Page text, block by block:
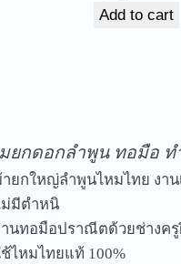
อ
6
q
a
Add to cart
ยกดอกลำพูน ทอมือ ท
ายกใหญ่ลำพูนไหมไทย งาน
ม่มีตำหนิ
านทอมือปราณีตด้วยช่างครู
ไหมไทยแท้ 100%